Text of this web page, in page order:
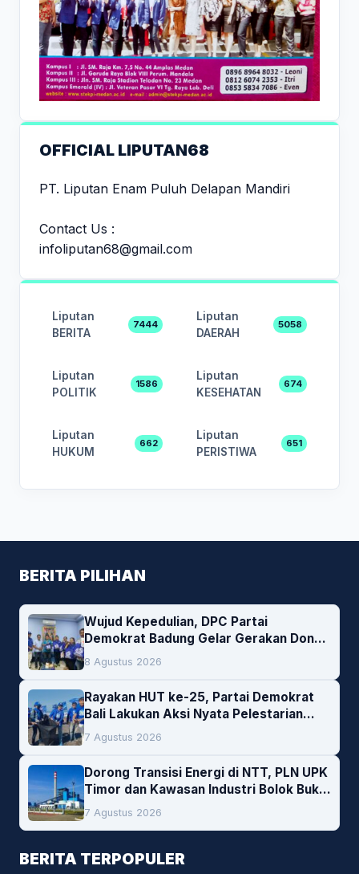
OFFICIAL LIPUTAN68
PT. Liputan Enam Puluh Delapan Mandiri
Contact Us :
infoliputan68@gmail.com
Liputan
BERITA
7444
Liputan
DAERAH
5058
Liputan
POLITIK
1586
Liputan
KESEHATAN
674
Liputan
HUKUM
662
Liputan
PERISTIWA
651
BERITA PILIHAN
Wujud Kepedulian, DPC Partai
Demokrat Badung Gelar Gerakan Donor
Darah
8 Agustus 2026
Rayakan HUT ke-25, Partai Demokrat
Bali Lakukan Aksi Nyata Pelestarian
Lingkungan
7 Agustus 2026
Dorong Transisi Energi di NTT, PLN UPK
Timor dan Kawasan Industri Bolok Buka
Peluang Investasi Woodchip untuk
Cofiring PLTU Bolok
7 Agustus 2026
BERITA TERPOPULER